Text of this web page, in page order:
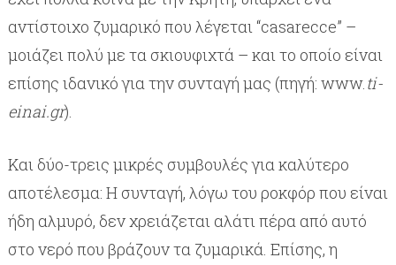
αντίστοιχο ζυμαρικό που λέγεται “casarecce” –
μοιάζει πολύ με τα σκιουφιχτά – και το οποίο είναι
επίσης ιδανικό για την συνταγή μας (πηγή: www.ti-
einai.gr).
Και δύο-τρεις μικρές συμβουλές για καλύτερο
αποτέλεσμα: Η συνταγή, λόγω του ροκφόρ που είναι
ήδη αλμυρό, δεν χρειάζεται αλάτι πέρα από αυτό
στο νερό που βράζουν τα ζυμαρικά. Επίσης, η